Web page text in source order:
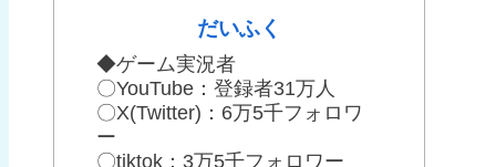
だいふく
◆ゲーム実況者
〇YouTube：登録者31万人
〇X(Twitter)：6万5千フォロワ
ー
〇tiktok：3万5千フォロワー